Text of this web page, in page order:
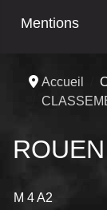
Mentions
Accueil
ROUEN
M 4 A2